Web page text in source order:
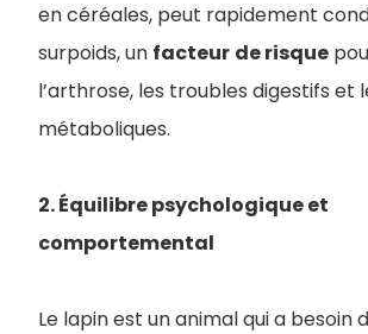
en céréales, peut rapidement
surpoids, un facteur de risque
l’arthrose, les troubles digestifs et
métaboliques.
2. Équilibre psychologique et
comportemental
Le lapin est un animal qui a besoin